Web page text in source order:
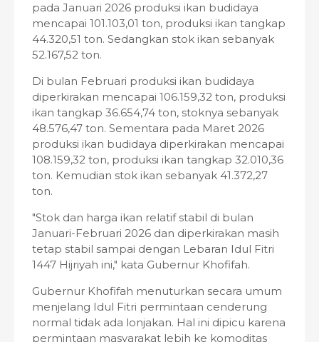
pada Januari 2026 produksi ikan budidaya
mencapai 101.103,01 ton, produksi ikan tangkap
44.320,51 ton. Sedangkan stok ikan sebanyak
52.167,52 ton.
Di bulan Februari produksi ikan budidaya
diperkirakan mencapai 106.159,32 ton, produksi
ikan tangkap 36.654,74 ton, stoknya sebanyak
48.576,47 ton. Sementara pada Maret 2026
produksi ikan budidaya diperkirakan mencapai
108.159,32 ton, produksi ikan tangkap 32.010,36
ton. Kemudian stok ikan sebanyak 41.372,27
ton.
"Stok dan harga ikan relatif stabil di bulan
Januari-Februari 2026 dan diperkirakan masih
tetap stabil sampai dengan Lebaran Idul Fitri
1447 Hijriyah ini," kata Gubernur Khofifah.
Gubernur Khofifah menuturkan secara umum
menjelang Idul Fitri permintaan cenderung
normal tidak ada lonjakan. Hal ini dipicu karena
permintaan masyarakat lebih ke komoditas